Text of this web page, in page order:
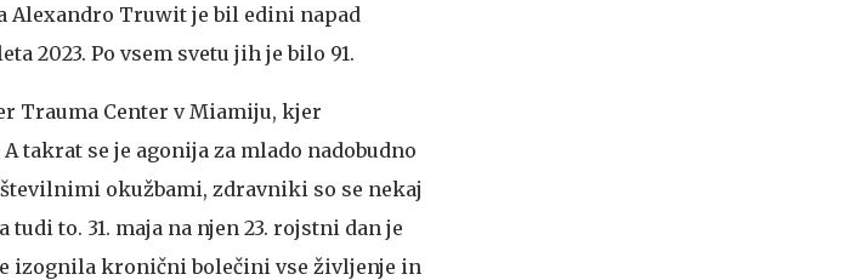
Alexandro Truwit je bil edini napad
2023. Po vsem svetu jih je bilo 91.
Trauma Center v Miamiju, kjer
se je agonija za mlado nadobudno
okužbami, zdravniki so se nekaj
to. 31. maja na njen 23. rojstni dan je
izognila kronični bolečini vse življenje in